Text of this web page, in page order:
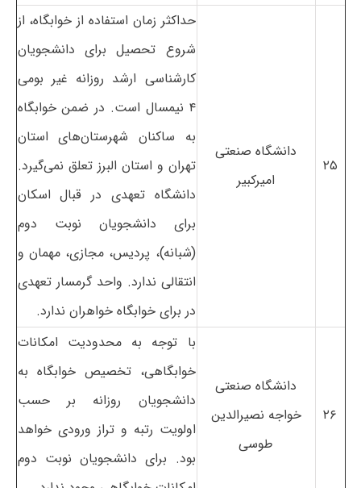
۲۵
دانشگاه صنعتی
امیرکبیر
حداکثر زمان استفاده از خوابگاه، از
شروع تحصیل برای دانشجویان
کارشناسی ارشد روزانه غیر بومی
۴ نیمسال است. در ضمن خوابگاه
به ساکنان شهرستان‌های استان
تهران و استان البرز تعلق نمی‌گیرد.
دانشگاه تعهدی در قبال اسکان
برای دانشجویان نوبت دوم
(شبانه)، پردیس، مجازی، مهمان و
انتقالی ندارد. واحد گرمسار تعهدی
در برای خوابگاه خواهران ندارد.
۲۶
دانشگاه صنعتی
خواجه نصیرالدین
طوسی
با توجه به محدودیت امکانات
خوابگاهی، تخصیص خوابگاه به
دانشجویان روزانه بر حسب
اولویت رتبه و تراز ورودی خواهد
بود. برای دانشجویان نوبت دوم